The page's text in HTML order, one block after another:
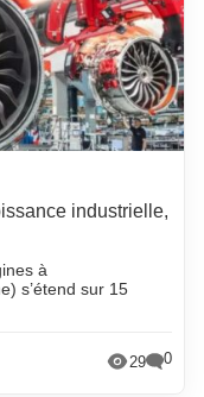
industrielle,
à
s’étend sur 15
29 0